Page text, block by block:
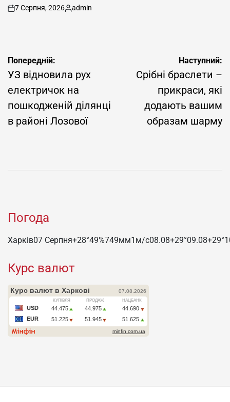
on
7 Серпня, 2026
Опубліковано
admin
Навігація
записів
Попередній:
УЗ відновила рух
електричок на
пошкодженій ділянці
в районі Лозової
Наступний:
Срібні браслети –
прикраси, які
додають вашим
образам шарму
Погода
Харків07 Серпня+28°49%749мм1 м/c08.08+29°09.08+29°
Курс валют